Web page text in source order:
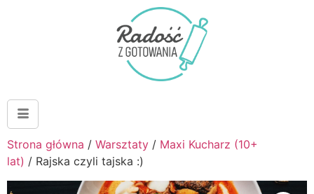
Strona główna / Warsztaty / Maxi Kucharz (10+
lat) / Rajska czyli tajska :)